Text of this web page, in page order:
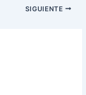
SIGUIENTE